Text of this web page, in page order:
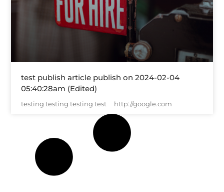
test publish article publish on 2024-02-04
05:40:28am (Edited)
testing testing testing test http://google.com